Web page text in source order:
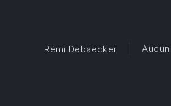
Rémi Debaecker